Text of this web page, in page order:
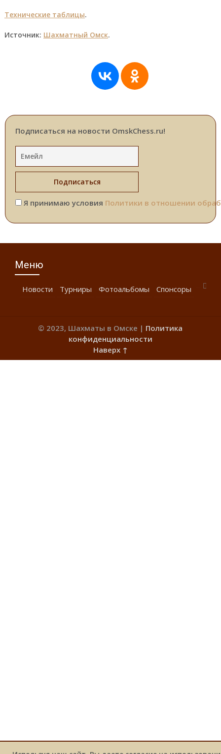
Технические таблицы.
Источник: Шахматный Омск.
Подписаться на новости OmskChess.ru!
Я принимаю условия Политики в отношении
Меню
Новости Турниры Фотоальбомы Спонсоры
© 2023, Шахматы в Омске | Политика
конфиденциальности
Наверх ↑